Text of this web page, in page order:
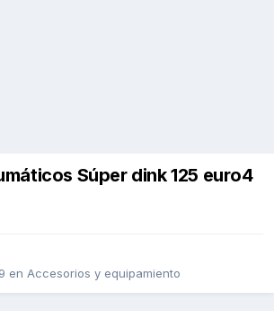
Súper dink 125 euro4
en Accesorios y equipamiento